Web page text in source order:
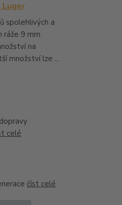
Luger
spolehlivých a
ráže 9 mm
na
množství lze ...
celé
číst celé